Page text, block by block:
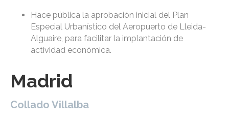
Hace pública la aprobación inicial del Plan
Especial Urbanístico del Aeropuerto de Lleida-
Alguaire, para facilitar la implantación de
actividad económica.
Madrid
Collado Villalba